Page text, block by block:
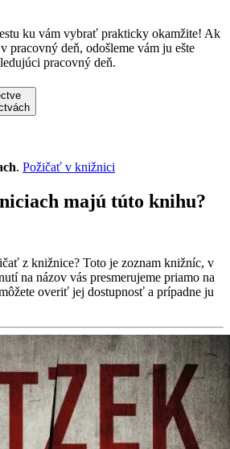
ku vám vybrať prakticky okamžite! Ak
pracovný deň, odošleme vám ju ešte
pracovný deň.
. Požičať v knižnici
majú túto knihu?
z knižnice? Toto je zoznam knižníc, v
na názov vás presmerujeme priamo na
overiť jej dostupnosť a prípadne ju